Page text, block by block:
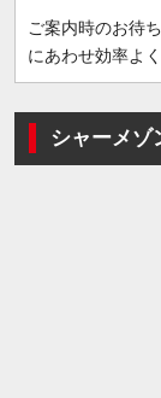
ご案内時のお待
にあわせ効率よ
シャーメゾ